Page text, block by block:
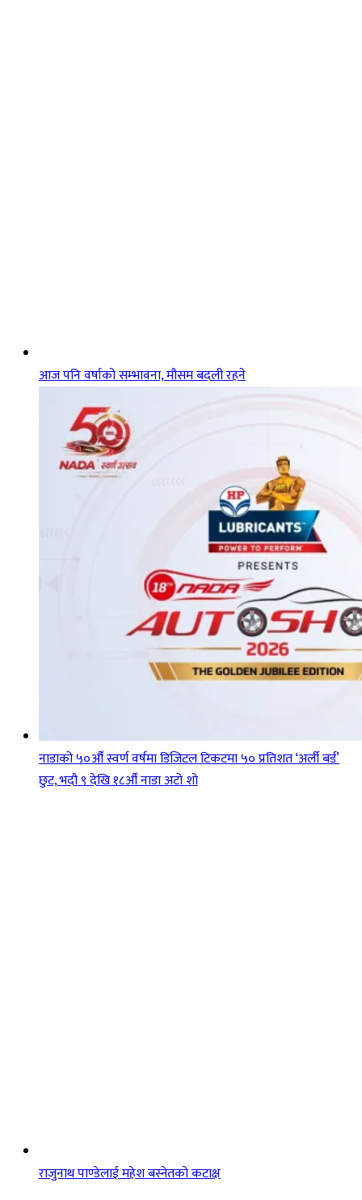
आज पनि वर्षाको सम्भावना, मौसम बदली रहने
नाडाको ५०औँ स्वर्ण वर्षमा डिजिटल टिकटमा ५० प्रतिशत ‘अर्ली बर्ड’
छुट, भदौ ९ देखि १८औँ नाडा अटो शो
राजुनाथ पाण्डेलाई महेश बस्नेतको कटाक्ष